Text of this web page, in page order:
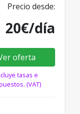
Precio desde:
20€/día
oferta
tasas e
(VAT)